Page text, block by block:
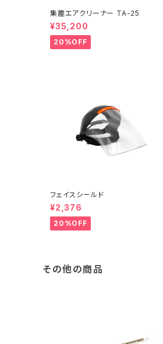
集塵エアクリーナー TA-25
¥35,200
20%OFF
フェイスシールド
¥2,376
20%OFF
その他の商品